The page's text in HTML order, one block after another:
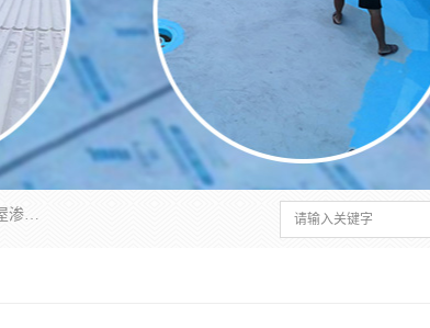
东莞市华展防水补漏装饰工程有限公司主要服务有：东莞防水补漏，东莞厂房防水补漏，东莞房屋渗漏水维修，楼面漏水维修，裂缝补漏，伸缩缝补漏，卫生间防水改造，厕所漏水补漏，外墙窗台补漏，电梯井堵漏，地下车库防水引水工程等